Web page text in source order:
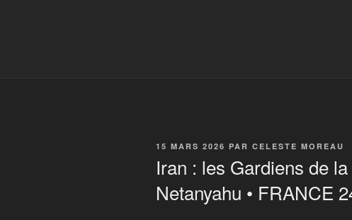
PUBLIÉ
15 MARS 2026 PAR CELESTE MOREAU
Iran : les Gardiens de
Netanyahu • FRANCE